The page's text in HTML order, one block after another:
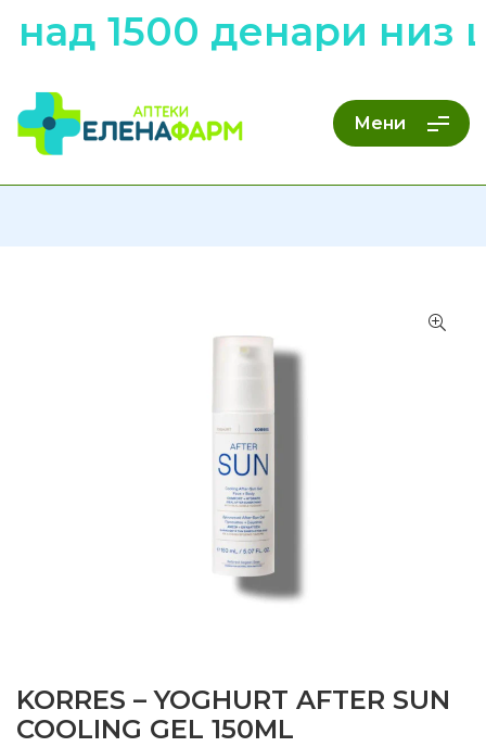
1500 денари низ
Мени
KORRES – YOGHURT AFTER SUN
COOLING GEL 150ML